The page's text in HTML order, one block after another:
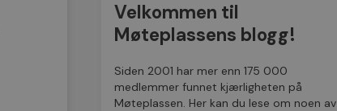
Velkommen til
Møteplassens blogg!
Siden 2001 har mer enn 175 000
medlemmer funnet kjærligheten på
Møteplassen. Her kan du lese om noen av